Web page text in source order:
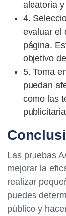
aleatoria
4.
evaluar el
página.
objetivo
5. Toma
puedan
como las
Las pruebas
mejorar la
realizar
puedes
público y